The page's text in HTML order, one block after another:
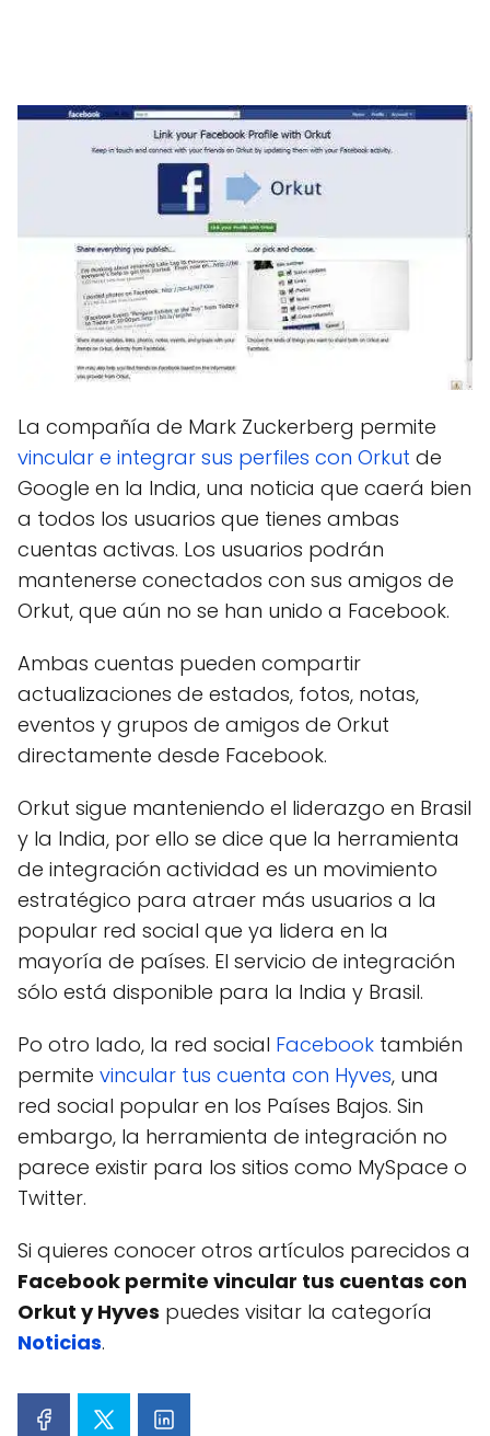
La compañía de Mark Zuckerberg permite
vincular e integrar sus perfiles con Orkut de
Google en la India, una noticia que caerá bien
a todos los usuarios que tienes ambas
cuentas activas. Los usuarios podrán
mantenerse conectados con sus amigos de
Orkut, que aún no se han unido a Facebook.
Ambas cuentas pueden compartir
actualizaciones de estados, fotos, notas,
eventos y grupos de amigos de Orkut
directamente desde Facebook.
Orkut sigue manteniendo el liderazgo en Brasil
y la India, por ello se dice que la herramienta
de integración actividad es un movimiento
estratégico para atraer más usuarios a la
popular red social que ya lidera en la
mayoría de países. El servicio de integración
sólo está disponible para la India y Brasil.
Po otro lado, la red social Facebook también
permite vincular tus cuenta con Hyves, una
red social popular en los Países Bajos. Sin
embargo, la herramienta de integración no
parece existir para los sitios como MySpace o
Twitter.
Si quieres conocer otros artículos parecidos a
Facebook permite vincular tus cuentas con
Orkut y Hyves puedes visitar la categoría
Noticias.